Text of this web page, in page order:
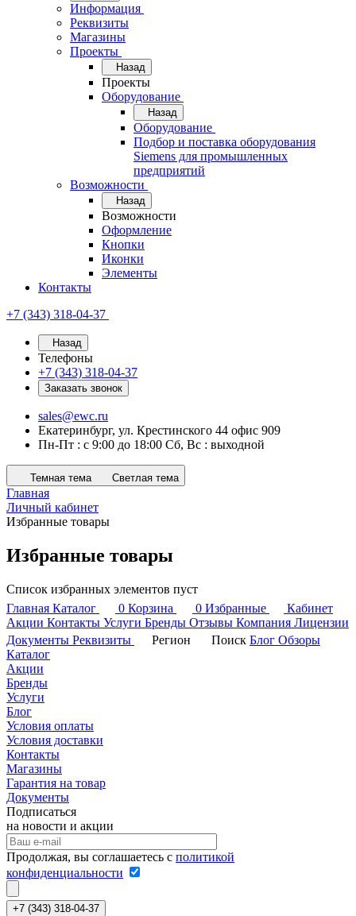
Информация
Реквизиты
Магазины
Проекты
Назад
Проекты
Оборудование
Назад
Оборудование
Подбор и поставка оборудования
Siemens для промышленных
предприятий
Возможности
Назад
Возможности
Оформление
Кнопки
Иконки
Элементы
Контакты
+7 (343) 318-04-37
Назад
Телефоны
+7 (343) 318-04-37
Заказать звонок
sales@ewc.ru
Екатеринбург, ул. Крестинского 44 офис 909
Пн-Пт : с 9:00 до 18:00 Сб, Вс : выходной
Темная тема Светлая тема
Главная
Личный кабинет
Избранные товары
Избранные товары
Список избранных элементов пуст
Главная Каталог 0 Корзина 0 Избранные
Кабинет
Акции Контакты Услуги Бренды Отзывы Компания Лицензии
Документы Реквизиты Регион Поиск Блог Обзоры
Каталог
Акции
Бренды
Услуги
Блог
Условия оплаты
Условия доставки
Контакты
Магазины
Гарантия на товар
Документы
Подписаться
на новости и акции
Продолжая, вы соглашаетесь с политикой
конфиденциальности
+7 (343) 318-04-37